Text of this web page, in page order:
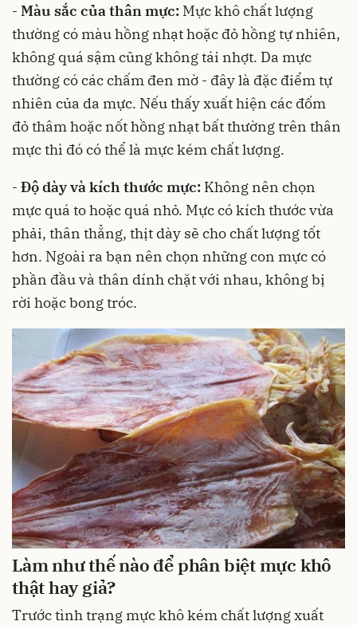
- Màu sắc của thân mực: Mực khô chất lượng
thường có màu hồng nhạt hoặc đỏ hồng tự nhiên,
không quá sậm cũng không tái nhợt. Da mực
thường có các chấm đen mờ - đây là đặc điểm tự
nhiên của da mực. Nếu thấy xuất hiện các đốm
đỏ thâm hoặc nốt hồng nhạt bất thường trên thân
mực thì đó có thể là mực kém chất lượng.
- Độ dày và kích thước mực: Không nên chọn
mực quá to hoặc quá nhỏ. Mực có kích thước vừa
phải, thân thẳng, thịt dày sẽ cho chất lượng tốt
hơn. Ngoài ra bạn nên chọn những con mực có
phần đầu và thân dính chặt với nhau, không bị
rời hoặc bong tróc.
Làm như thế nào để phân biệt mực khô
thật hay giả?
Trước tình trạng mực khô kém chất lượng xuất